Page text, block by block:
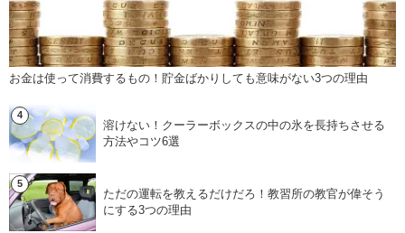
お金は使って消費するもの！貯金ばかりしても意味がない3つの理由
溶けない！クーラーボックスの中の氷を長持ちさせる
方法やコツ6選
ただの運転を教えるだけだろ！教習所の教官が偉そう
にする3つの理由